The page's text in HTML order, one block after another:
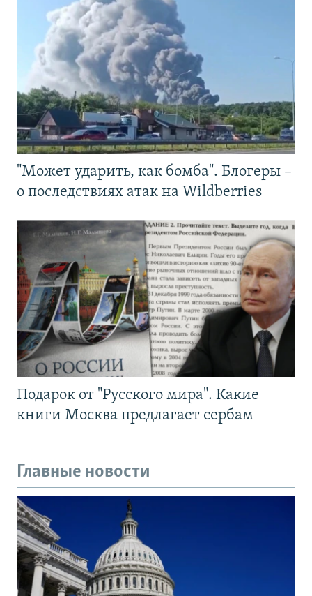
"Может ударить, как бомба". Блогеры –
о последствиях атак на Wildberries
Подарок от "Русского мира". Какие
книги Москва предлагает сербам
Главные новости